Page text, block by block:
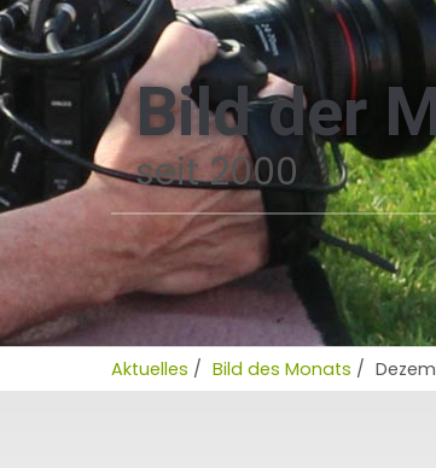
Bild der
seit 2000
Aktuelles / Bild des Monats /